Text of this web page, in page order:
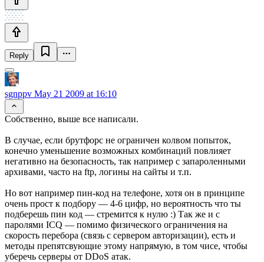
Reply
sgnppv May 21 2009 at 16:10
Собственно, выше все написали.
В случае, если брутфорс не ограничен колвом попыток,
конечно уменьшение возможных комбинаций повлияет
негативно на безопасность, так например с запароленными
архивами, часто на ftp, логины на сайты и т.п.
Но вот например пин-код на телефоне, хотя он в принципе
очень прост к подбору — 4-6 цифр, но вероятность что ты
подберешь пин код — стремится к нулю :) Так же и с
паролями ICQ — помимо физического ограничения на
скорость перебора (связь с сервером авторизации), есть и
методы препятсвующие этому напрямую, в том чисе, чтобы
уберечь серверы от DDoS атак.